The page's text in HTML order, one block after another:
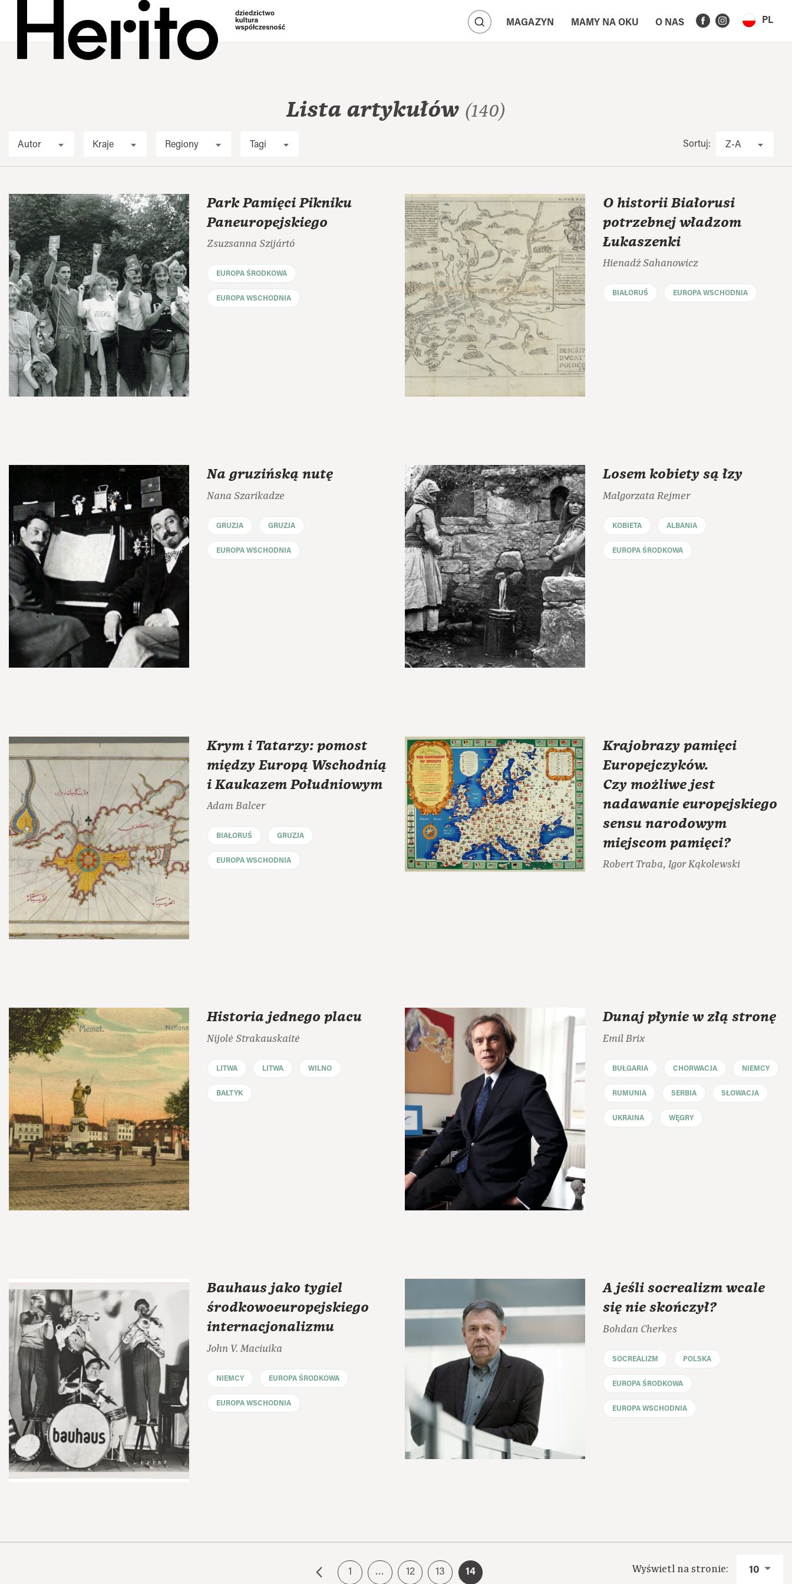
MAGAZYN MAMY NA OKU O NAS PL
Lista artykułów (140)
Autor Kraje Regiony Tagi Sortuj: Z-A
Park Pamięci Pikniku
Paneuropejskiego
Zsuzsanna Szijártó
EUROPA ŚRODKOWA
EUROPA WSCHODNIA
O historii Białorusi
potrzebnej władzom
Łukaszenki
Hienadź Sahanowicz
BIAŁORUŚ EUROPA WSCHODNIA
Na gruzińską nutę
Nana Szarikadze
GRUZJA GRUZJA
EUROPA WSCHODNIA
Losem kobiety są łzy
Małgorzata Rejmer
KOBIETA ALBANIA
EUROPA ŚRODKOWA
Krym i Tatarzy: pomost
między Europą Wschodnią
i Kaukazem Południowym
Adam Balcer
BIAŁORUŚ GRUZJA
EUROPA WSCHODNIA
Krajobrazy pamięci
Europejczyków.
Czy możliwe jest
nadawanie europejskiego
sensu narodowym
miejscom pamięci?
Robert Traba, Igor Kąkolewski
Historia jednego placu
Nijolė Strakauskaitė
LITWA LITWA WILNO
BAŁTYK
Dunaj płynie w złą stronę
Emil Brix
BUŁGARIA CHORWACJA NIEMCY
RUMUNIA SERBIA SŁOWACJA
UKRAINA WĘGRY
Bauhaus jako tygiel
środkowoeuropejskiego
internacjonalizmu
John V. Maciuika
NIEMCY EUROPA ŚRODKOWA
EUROPA WSCHODNIA
A jeśli socrealizm wcale
się nie skończył?
Bohdan Cherkes
SOCREALIZM POLSKA
EUROPA ŚRODKOWA
EUROPA WSCHODNIA
1 … 12 13 14 Wyświetl na stronie: 10